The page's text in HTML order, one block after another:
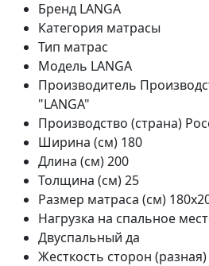
Бренд LANGA
Категория матрасы
Тип матрас
Модель LANGA
Производитель
"LANGA"
Производство (страна)
Ширина (см) 180
Длина (см)200
Толщина (см)25
Размер матраса (см)
Нагрузка на спальное
Двуспальный да
Жесткость сторон (разная)